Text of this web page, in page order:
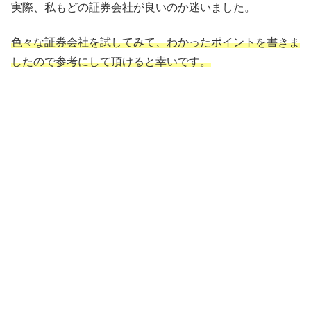
実際、私もどの証券会社が良いのか迷いました。
色々な証券会社を試してみて、わかったポイントを書きま
したので参考にして頂けると幸いです。